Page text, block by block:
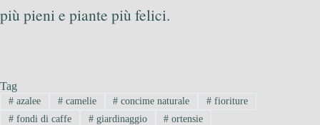
più pieni e piante più felici.
Tag
#azalee #camelie # concime naturale # fioriture
#fondi di caffe #giardinaggio # ortensie